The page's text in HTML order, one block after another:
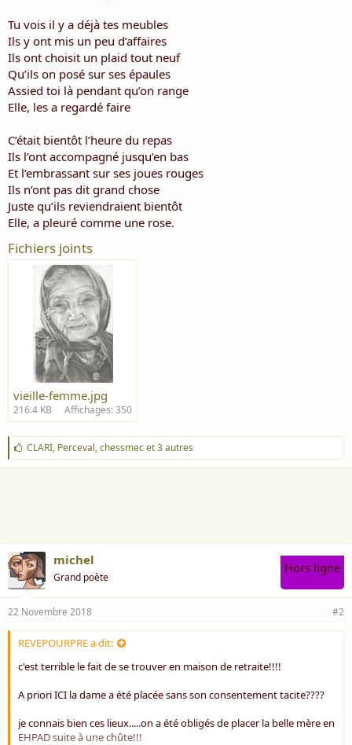
Tu vois il y a déjà tes meubles
Ils y ont mis un peu d’affaires
Ils ont choisit un plaid tout neuf
Qu’ils on posé sur ses épaules
Assied toi là pendant qu’on range
Elle, les a regardé faire
C’était bientôt l’heure du repas
Ils l’ont accompagné jusqu’en bas
Et l’embrassant sur ses joues rouges
Ils n’ont pas dit grand chose
Juste qu’ils reviendraient bientôt
Elle, a pleuré comme une rose.
Fichiers joints
vieille-femme.jpg
216.4 KB Affichages: 350
J
'
a
CLARI, Perceval,chessmecet 3 autres
michel
Grand poète
Hors ligne
22 Novembre 2018 #2
REVEPOURPRE a dit:
c'est terrible le fait de se trouver en maison de retraite!!!!
A priori ICI la dame a été placée sans son consentement tacite????
je connais bien ces lieux.....on a été obligés de placer la belle mère en
EHPAD suite à une chûte!!!